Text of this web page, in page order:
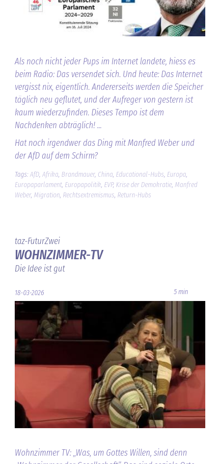
Als noch nicht jeder Pups im Internet landete, hiess es
beim Radio: Das versendet sich. Und heute: Das Internet
vergisst nix, eigentlich. Andererseits werden die Speicher
täglich neu geflutet, und der Aufreger von gestern ist
kaum wiederzufinden. Dieses Tempo ist dem
Nachdenken abträglich! ...
Hat noch irgendwer das Ding mit Manfred Weber und
der AfD auf dem Schirm?
Tags:AfD, Afrika, Brandmauer, China, Educational-Hubs, Europa,
Europaparlament, Europapolitik, EVP, Krise der Demokratie, Manfred
Weber, Migration, Rechtsextremismus, Return-Hubs
taz-FuturZwei
WOHNZIMMER-TV
Die Idee ist gut
18-03-2026 5 min
Wohnzimmer TV: „Was, um Gottes Willen, sind denn